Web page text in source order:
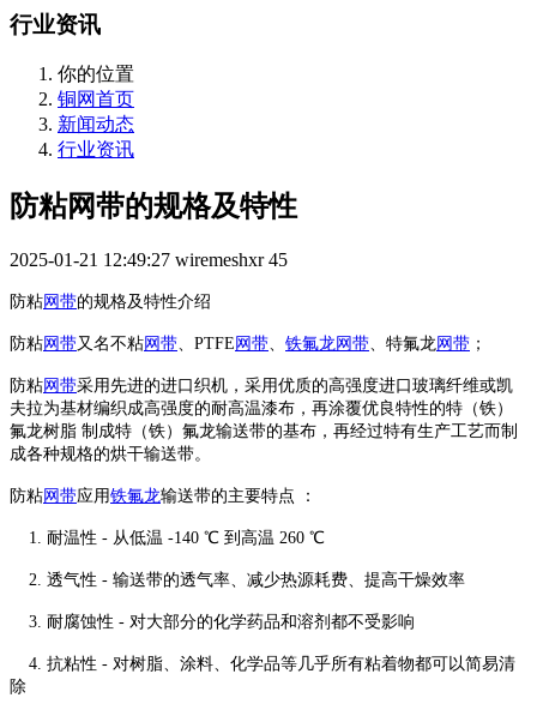
行业资讯
你的位置
铜网首页
新闻动态
行业资讯
防粘网带的规格及特性
2025-01-21 12:49:27 wiremeshxr 45
防粘网带的规格及特性介绍
防粘网带又名不粘网带、PTFE 网带、 铁氟龙网带、特氟龙网带 ；
防粘网带采用先进的进口织机，采用优质的高强度进口玻璃纤维或凯
夫拉为基材编织成高强度的耐高温漆布，再涂覆优良特性的特（铁）
氟龙树脂 制成特（铁）氟龙输送带的基布，再经过特有生产工艺而制
成各种规格的烘干输送带。
防粘网带应用铁氟龙输送带的主要特点 ：
1. 耐温性 - 从低温 -140 ℃ 到高温 260 ℃
2. 透气性 - 输送带的透气率、减少热源耗费、提高干燥效率
3. 耐腐蚀性 - 对大部分的化学药品和溶剂都不受影响
4. 抗粘性 - 对树脂、涂料、化学品等几乎所有粘着物都可以简易清
除